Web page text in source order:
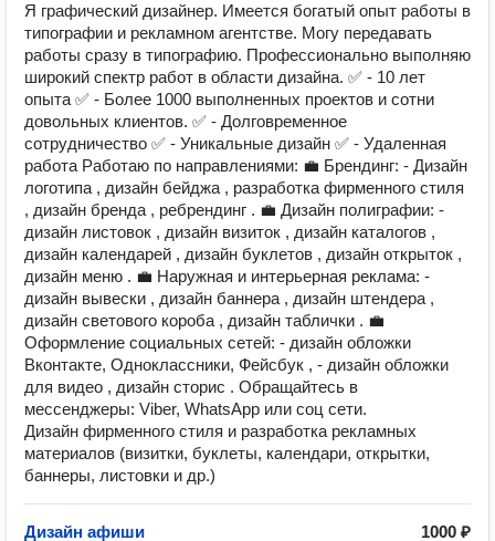
Я графический дизайнер. Имеется богатый опыт работы в
типографии и рекламном агентстве. Могу передавать
работы сразу в типографию. Профессионально выполняю
широкий спектр работ в области дизайна. ✅ - 10 лет
опыта ✅ - Более 1000 выполненных проектов и сотни
довольных клиентов. ✅ - Долговременное
сотрудничество ✅ - Уникальные дизайн ✅ - Удаленная
работа Работаю по направлениями: 💼 Брендинг: - Дизайн
логотипа , дизайн бейджа , разработка фирменного стиля
, дизайн бренда , ребрендинг . 💼 Дизайн полиграфии: -
дизайн листовок , дизайн визиток , дизайн каталогов ,
дизайн календарей , дизайн буклетов , дизайн открыток ,
дизайн меню . 💼 Наружная и интерьерная реклама: -
дизайн вывески , дизайн баннера , дизайн штендера ,
дизайн светового короба , дизайн таблички . 💼
Оформление социальных сетей: - дизайн обложки
Вконтакте, Одноклассники, Фейсбук , - дизайн обложки
для видео , дизайн сторис . Обращайтесь в
мессенджеры: Viber, WhatsApp или соц сети.
Дизайн фирменного стиля и разработка рекламных
материалов (визитки, буклеты, календари, открытки,
баннеры, листовки и др.)
Дизайн афиши
1000 ₽